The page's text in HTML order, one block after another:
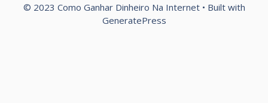
© 2023 Como Ganhar Dinheiro Na Internet• Built with
GeneratePress